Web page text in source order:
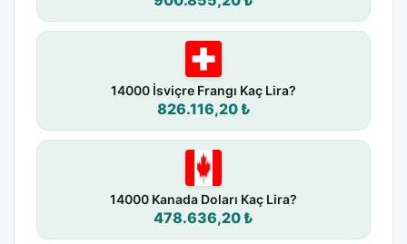
14000 İsviçre Frangı Kaç Lira?
826.116,20 ₺
14000 Kanada Doları Kaç Lira?
478.636,20 ₺